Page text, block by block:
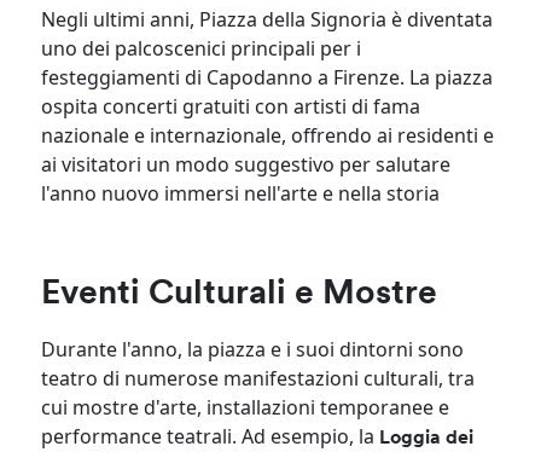
Negli ultimi anni, Piazza della Signoria è diventata
uno dei palcoscenici principali per i
festeggiamenti di Capodanno a Firenze. La piazza
ospita concerti gratuiti con artisti di fama
nazionale e internazionale, offrendo ai residenti e
ai visitatori un modo suggestivo per salutare
l'anno nuovo immersi nell'arte e nella storia
Eventi Culturali e Mostre
Durante l'anno, la piazza e i suoi dintorni sono
teatro di numerose manifestazioni culturali, tra
cui mostre d'arte, installazioni temporanee e
performance teatrali. Ad esempio, la Loggia dei